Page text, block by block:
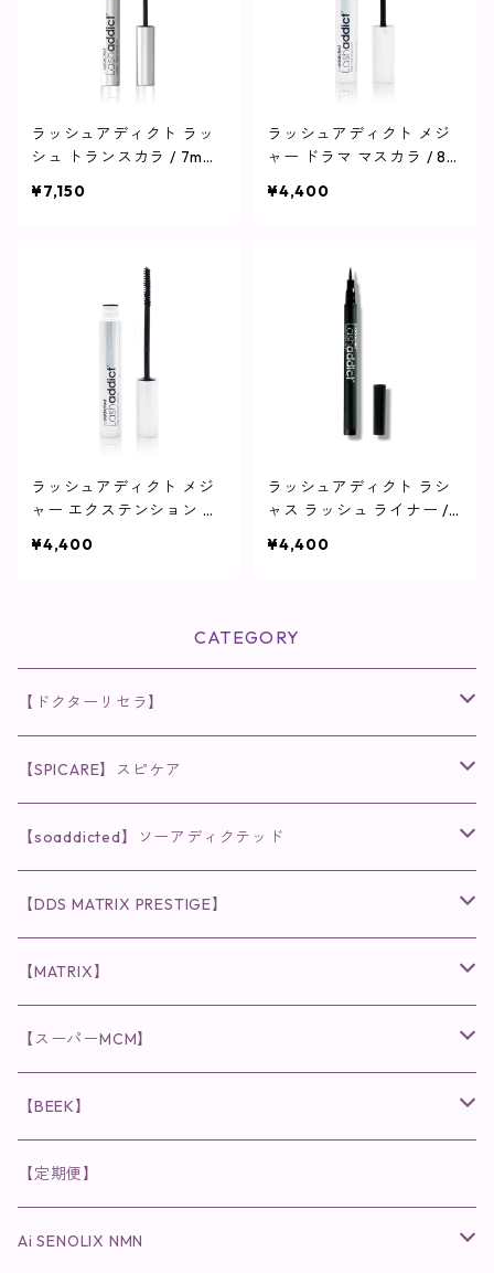
ラッシュアディクト ラッ
シュ トランスカラ / 7m
¥7,150
ラッシュアディクト メジ
ャー ドラマ マスカラ / 8m
¥4,400
ラッシュアディクト メジ
ャー エクステンション マ
カラ】
¥4,400
ラッシュアディクト ラシ
ャス ラッシュ ライナー / 1
¥4,400
CATEGORY
【ドクターリセラ】
◉AQUA VENUS
クレンジング・洗顔
化粧水
保湿ジェル・クリーム
◉VI PLANTE
リキッド
ディフェンサー
◉ナチュリスティーアクレス
クレンジング
洗顔
◉インナーケア
食品
粒タイプ
◉cocochia
ヘナカラー
ヘアファンデーション
◉美顔器
◉スペシャルケア
◉肌悩み
【SPICARE】スピケア
◉V3シリーズ
ファンデーション・ベース
クレンジング・洗顔
◉V3 VSPIC C Line
クレンジング・洗顔
化粧水
◉スピケアシリーズ
◉V.O.Sシリーズ
クレンジング・洗顔
化粧水
◉メンズシリーズ
クレンジング・洗顔
化粧水
◉MESシリーズ
【soaddicted】ソーアディクテッド
ラッシュアディクト
まつ毛用美容液
眉毛用美容液
リップアディクト
唇用美容液
ヘアアディクト
【DDS MATRIX PRESTIGE】
スキンケアシリーズ
美容液
【MATRIX】
スキンケアシリーズ
美容液
洗顔
【スーパーMCM】
インナーケア
【BEEK】
インナーケア
【定期便】
Ai SENOLIX NMN